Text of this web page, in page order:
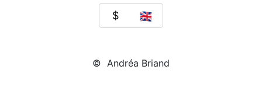
© Andréa Briand